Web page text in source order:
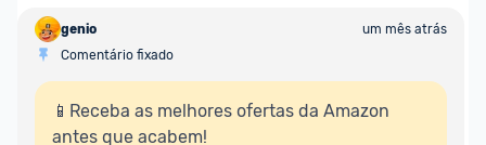
genio
um mês atrás
Comentário fixado
📱Receba as melhores ofertas da Amazon
antes que acabem!